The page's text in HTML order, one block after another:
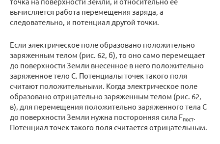
вычисляется работа перемещения заряда, а
следовательно, и потенциал другой точки.
Если электрическое поле образовано положительно
заряженным телом (рис. 62, б), то оно само перемещает
до поверхности Земли внесенное в него положительно
заряженное тело С. Потенциалы точек такого поля
считают положительными. Когда электрическое поле
образовано отрицательно заряженным телом (рис. 62,
в), для перемещения положительно заряженного тела С
до поверхности Земли нужна посторонняя сила Fпост
Потенциал точек такого поля считается отрицательным.